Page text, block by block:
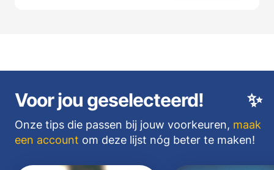
✨
Voor jou geselecteerd!
Onze tips die passen bij jouw voorkeuren, maak
een account om deze lijst nóg beter te maken!